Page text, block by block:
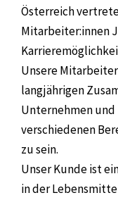
Österreich
Mitarbeiter:innen
Unsere
langjährigen
Unternehmen
verschiedenen
zu sein.
Unser Kunde ist
in der